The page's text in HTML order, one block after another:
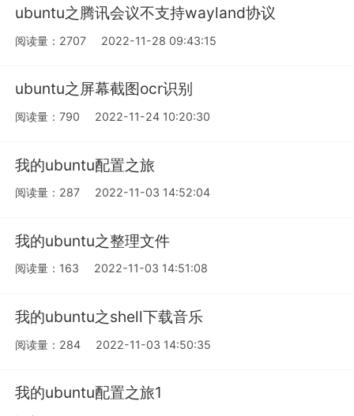
ubuntu之腾讯会议不支持wayland协议
阅读量：2707 2022-11-28 09:43:15
ubuntu之屏幕截图ocr识别
阅读量：790 2022-11-24 10:20:30
我的ubuntu配置之旅
阅读量：287 2022-11-03 14:52:04
我的ubuntu之整理文件
阅读量：163 2022-11-03 14:51:08
我的ubuntu之shell下载音乐
阅读量：284 2022-11-03 14:50:35
我的ubuntu配置之旅1